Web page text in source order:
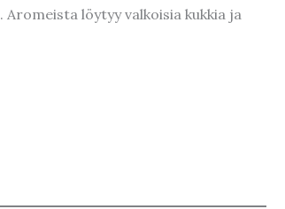
löytyy valkoisia kukkia ja